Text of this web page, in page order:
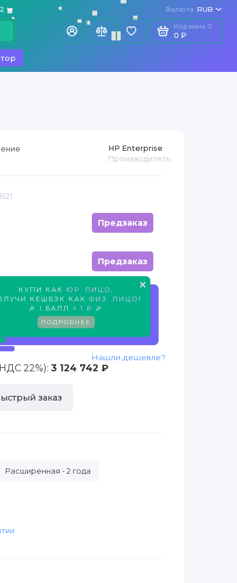
Валюта RUB
Корзина 0
0 ₽
×
КУПИ КАК ЮР. ЛИЦО
КЕШБЭК КАК ФИЗ. ЛИЦО !
🎉 1 БАЛЛ = 1 ₽ 🎉
ПОДРОБНЕЕ
HP Enterprise
Производитель
Предзаказ
Предзаказ
Предзаказ
22%): 3 124 742 ₽
заказ
Нашли дешевле?
Расширенная - 2 года